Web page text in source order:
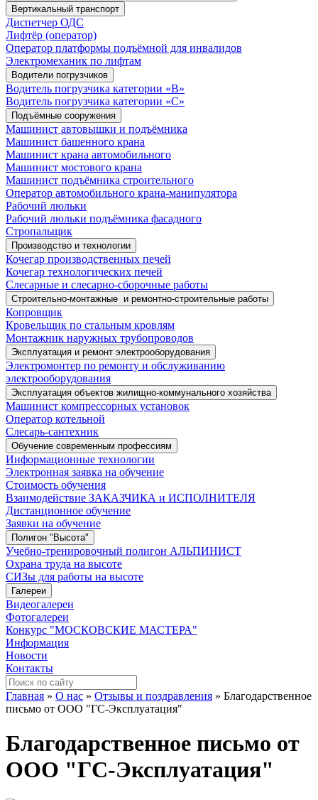
Вертикальный транспорт
Диспетчер ОДС
Лифтёр (оператор)
Оператор платформы подъёмной для инвалидов
Электромеханик по лифтам
Водители погрузчиков
Водитель погрузчика категории «B»
Водитель погрузчика категории «С»
Подъёмные сооружения
Машинист автовышки и подъёмника
Машинист башенного крана
Машинист крана автомобильного
Машинист мостового крана
Машинист подъёмника строительного
Оператор автомобильного крана-манипулятора
Рабочий люльки
Рабочий люльки подъёмника фасадного
Стропальщик
Производство и технологии
Кочегар производственных печей
Кочегар технологических печей
Слесарные и слесарно-сборочные работы
Строительно-монтажные и ремонтно-строительные работы
Копровщик
Кровельщик по стальным кровлям
Монтажник наружных трубопроводов
Эксплуатация и ремонт электрооборудования
Электромонтер по ремонту и обслуживанию
электрооборудования
Эксплуатация объектов жилищно-коммунального хозяйства
Машинист компрессорных установок
Оператор котельной
Слесарь-сантехник
Обучение современным профессиям
Информационные технологии
Электронная заявка на обучение
Стоимость обучения
Взаимодействие ЗАКАЗЧИКА и ИСПОЛНИТЕЛЯ
Дистанционное обучение
Заявки на обучение
Полигон "Высота"
Учебно-тренировочный полигон АЛЬПИНИСТ
Охрана труда на высоте
СИЗы для работы на высоте
Галереи
Видеогалереи
Фотогалереи
Конкурс "МОСКОВСКИЕ МАСТЕРА"
Информация
Новости
Контакты
Главная » О нас » Отзывы и поздравления » Благодарственное
письмо от ООО "ГС-Эксплуатация"
Благодарственное письмо от
ООО "ГС-Эксплуатация"